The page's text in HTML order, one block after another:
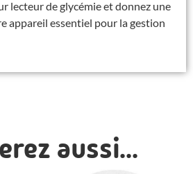
lecteur de glycémie et donnez une
appareil essentiel pour la gestion
aussi...